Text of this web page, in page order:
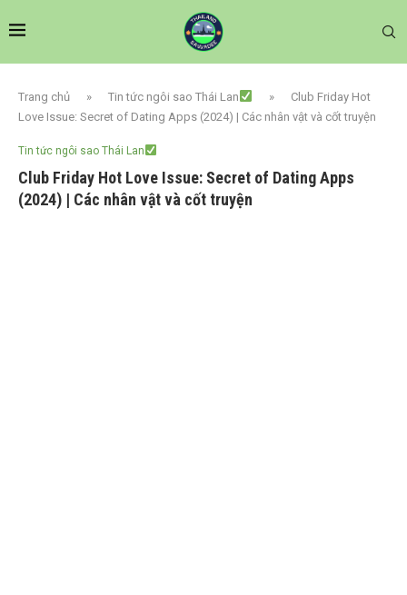
Trang chủ » Tin tức ngôi sao Thái Lan »
Club Friday Hot
Love Issue: Secret of Dating Apps (2024) | Các nhân vật và cốt truyện
Tin tức ngôi sao Thái Lan
Club Friday Hot Love Issue: Secret of Dating Apps
(2024) | Các nhân vật và cốt truyện